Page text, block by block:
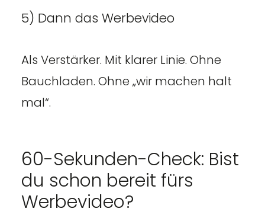
5) Dann das Werbevideo
Als Verstärker. Mit klarer Linie. Ohne
Bauchladen. Ohne „wir machen halt
mal“.
60-Sekunden-Check: Bist
du schon bereit fürs
Werbevideo?